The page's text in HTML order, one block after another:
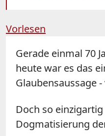
Vorlesen
Gerade einmal 70
heute war es das
Glaubensaussage
Doch so
Dogmatisierung